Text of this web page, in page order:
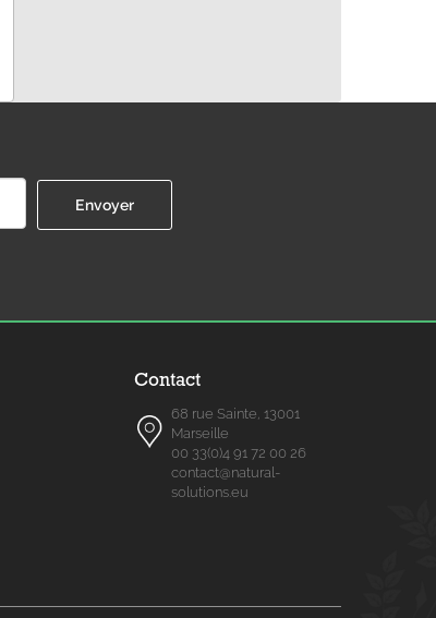
Contact
68 rue Sainte, 13001
Marseille
00 33(0)4 91 72 00 26
contact@natural-
solutions.eu